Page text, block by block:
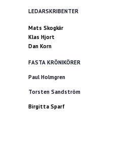
LEDARSKRIBENTER
Mats Skogkär
Klas Hjort
Dan Korn
FASTA KRÖNIKÖRER
Paul Holmgren
Torsten Sandström
Birgitta Sparf